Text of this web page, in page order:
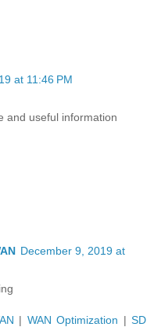
at 11:46 PM
and useful information
December 9, 2019 at
| WAN Optimization | SD